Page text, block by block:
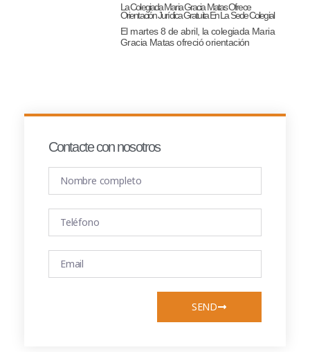
La Colegiada Maria Gracia Matas Ofrece
Orientación Jurídica Gratuita En La Sede Colegial
El martes 8 de abril, la colegiada Maria
Gracia Matas ofreció orientación
Contacte con nosotros
SEND